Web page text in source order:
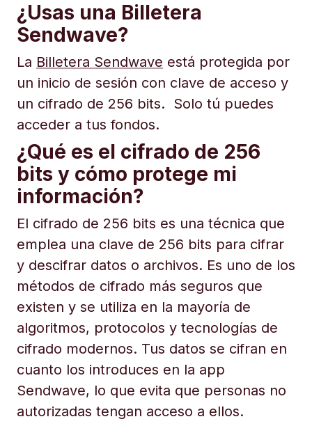
¿Usas una Billetera
Sendwave?
La Billetera Sendwave está protegida por
un inicio de sesión con clave de acceso y
un cifrado de 256 bits. Solo tú puedes
acceder a tus fondos.
¿Qué es el cifrado de 256
bits y cómo protege mi
información?
El cifrado de 256 bits es una técnica que
emplea una clave de 256 bits para cifrar
y descifrar datos o archivos. Es uno de los
métodos de cifrado más seguros que
existen y se utiliza en la mayoría de
algoritmos, protocolos y tecnologías de
cifrado modernos. Tus datos se cifran en
cuanto los introduces en la app
Sendwave, lo que evita que personas no
autorizadas tengan acceso a ellos.